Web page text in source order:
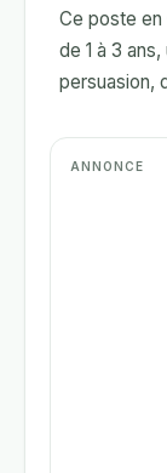
Ce poste en
de 1 à 3
persuasion,